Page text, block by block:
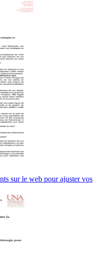
sur le web pour ajuster vos